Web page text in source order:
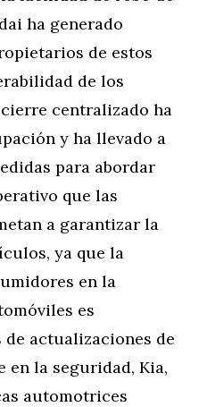
ha generado
de estos
de los
centralizado ha
y ha llevado a
para abordar
que las
a garantizar la
ya que la
en la
es
de actualizaciones de
en la seguridad, Kia,
automotrices